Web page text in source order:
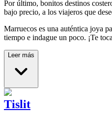
Por último, bonitos destinos
bajo precio, a los viajeros que
Marruecos es una auténtica joya
tiempo e indague un poco. ¡Te
Leer más
Tislit